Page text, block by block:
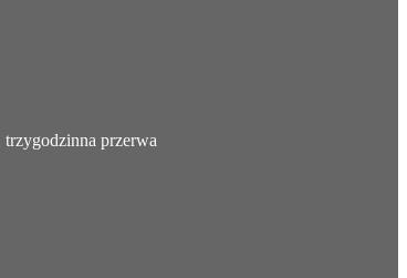
przerwa